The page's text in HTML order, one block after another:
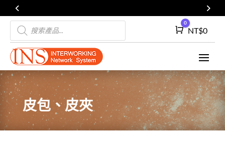
Products
search
Cart
0
NT$0
皮包、皮夾